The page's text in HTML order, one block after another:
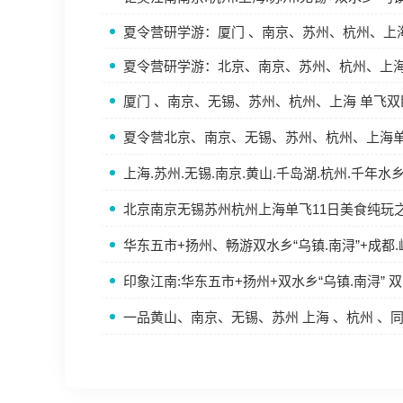
夏令营研学游：厦门 、南京、苏州、杭州、上
夏令营研学游：北京、南京、苏州、杭州、上
厦门 、南京、无锡、苏州、杭州、上海 单飞
夏令营北京、南京、无锡、苏州、杭州、上海
上海.苏州.无锡.南京.黄山.千岛湖.杭州.千年水
北京南京无锡苏州杭州上海单飞11日美食纯玩
华东五市+扬州、畅游双水乡“乌镇.南浔”+成都
印象江南:华东五市+扬州+双水乡“乌镇.南浔”
一品黄山、南京、无锡、苏州 上海 、杭州 、